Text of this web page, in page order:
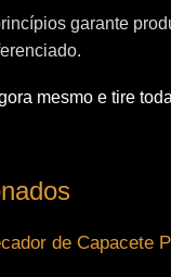
garante
mesmo e tire
de Capacete